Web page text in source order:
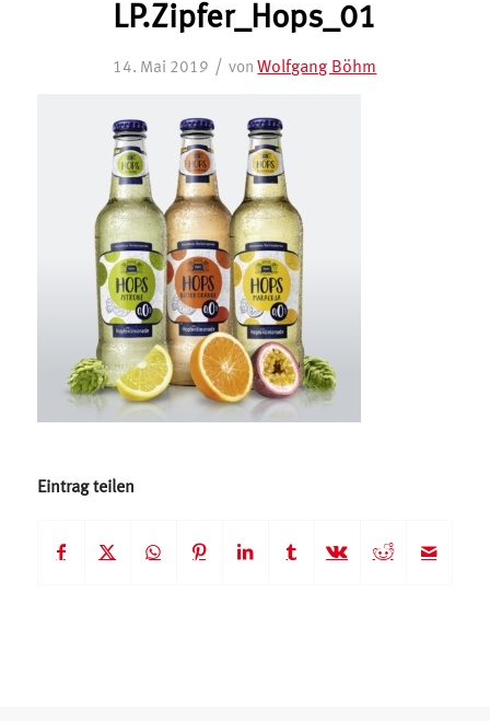
LP.Zipfer_Hops_01
14. Mai 2019 / vonWolfgang Böhm
Eintrag teilen